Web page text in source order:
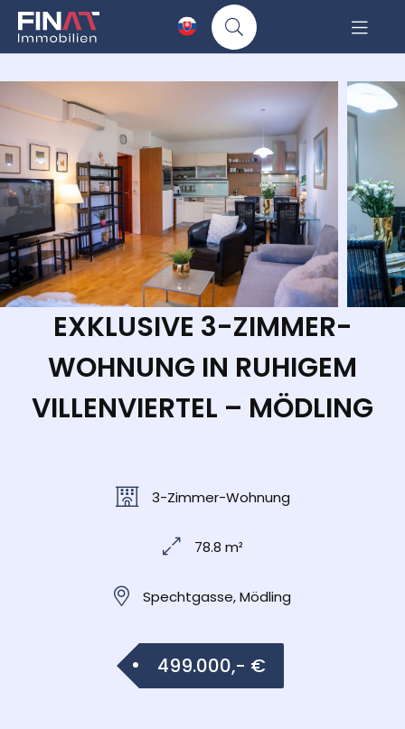
EXKLUSIVE 3-ZIMMER-
WOHNUNG IN RUHIGEM
VILLENVIERTEL – MÖDLING
3-Zimmer-Wohnung
78.8 m²
Spechtgasse, Mödling
499.000,- €